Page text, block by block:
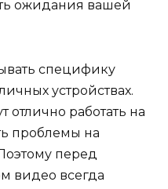
ожидания вашей
специфику
устройствах.
отлично работать на
проблемы на
перед
видео всегда